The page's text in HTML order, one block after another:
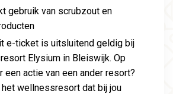
gebruik van scrubzout en
e-ticket is uitsluitend geldig bij
Elysium in Bleiswijk. Op
een actie van een ander resort?
het wellnessresort dat bij jou